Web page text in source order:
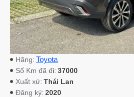
Hãng: Toyota
Số Km đã đi: 37000
Xuất xứ: Thái Lan
Đăng ký: 2020